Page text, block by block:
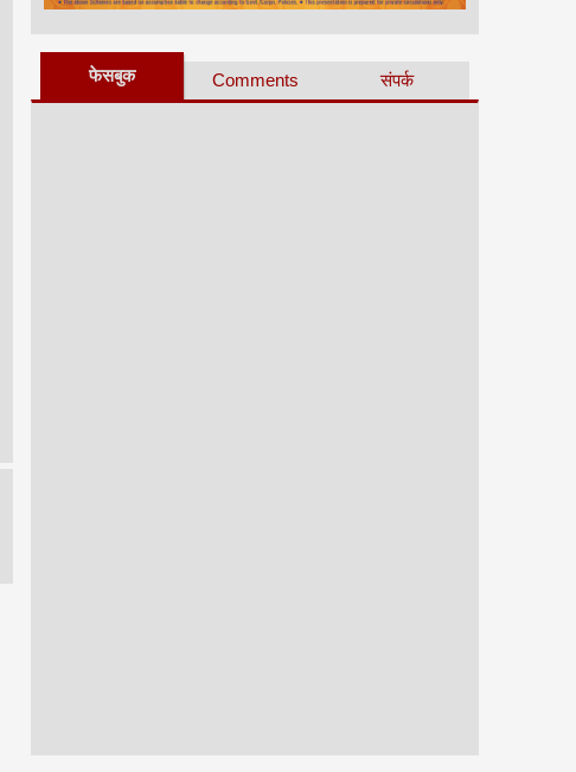
फेसबुक Comments संपर्क